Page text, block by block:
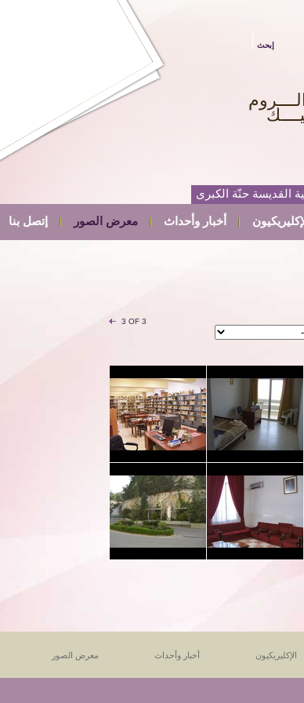
إبحث
القديسة حنّة الكبرى
أخبار وأحداث معرض الصور إتصل بنا
3 OF 3
الإكليريكيون أخبار وأحداث معرض الصور